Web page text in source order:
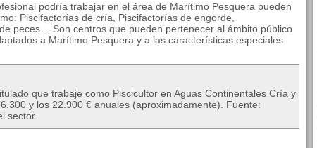
podría trabajar en el área de Marítimo Pesquera pueden
Piscifactorías de cría, Piscifactorías de engorde,
peces… Son centros que pueden pertenecer al ámbito público
a Marítimo Pesquera y a las características especiales
que trabaje como Piscicultor en Aguas Continentales Cría y
y los 22.900 € anuales (aproximadamente). Fuente:
sector.